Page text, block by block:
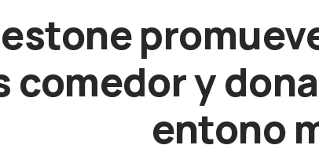
comedor y
entono